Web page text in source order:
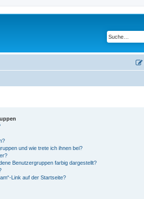
und wie trete ich ihnen bei?
Benutzergruppen farbig dargestellt?
Link auf der Startseite?